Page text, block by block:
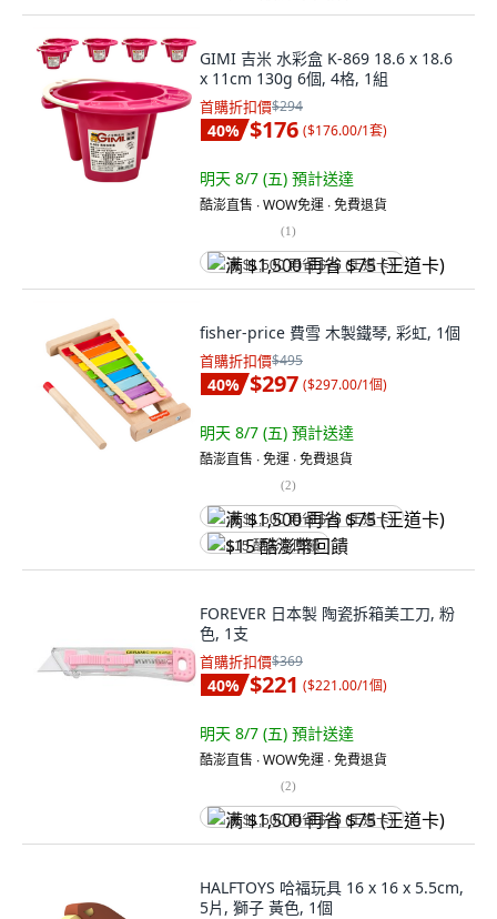
GIMI 吉米 水彩盒 K-869 18.6 x 18.6
x 11cm 130g 6個, 4格, 1組
首購折扣價$294
40% $176 ($176.00/1套)
明天 8/7 (五) 預計送達
酷澎直售 ∙ WOW免運 ∙ 免費退貨
(1)
满 $1,500 再省 $75 (王道卡)
fisher-price 費雪 木製鐵琴, 彩虹, 1個
首購折扣價$495
40% $297 ($297.00/1個)
明天 8/7 (五) 預計送達
酷澎直售 ∙ 免運 ∙ 免費退貨
(2)
满 $1,500 再省 $75 (王道卡)
$15 酷澎幣回饋
FOREVER 日本製 陶瓷拆箱美工刀, 粉
色, 1支
首購折扣價$369
40% $221 ($221.00/1個)
明天 8/7 (五) 預計送達
酷澎直售 ∙ WOW免運 ∙ 免費退貨
(2)
满 $1,500 再省 $75 (王道卡)
HALFTOYS 哈福玩具 16 x 16 x 5.5cm,
5片, 獅子 黃色, 1個